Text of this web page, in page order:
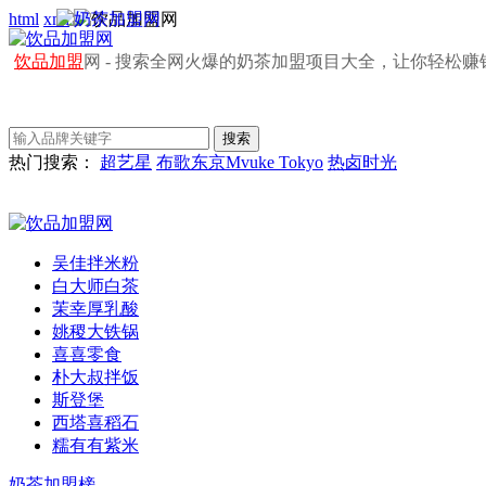
html xml
饮品加盟网 - 搜索全网火爆的奶茶加盟项目大全，让你轻松赚
热门搜索： 超艺星 布歌东京Mvuke Tokyo 热卤时光
吴佳拌米粉
白大师白茶
茉幸厚乳酸
姚稷大铁锅
喜喜零食
朴大叔拌饭
斯登堡
西塔喜稻石
糯有有紫米